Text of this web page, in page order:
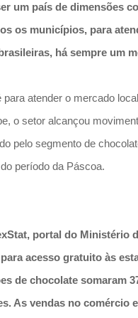
um país de dimensões
os municípios, para
há sempre um
para atender o mercado
o setor alcançou
pelo segmento de
período da Páscoa.
portal do Ministério
acesso gratuito às
de chocolate somaram
As vendas no comércio